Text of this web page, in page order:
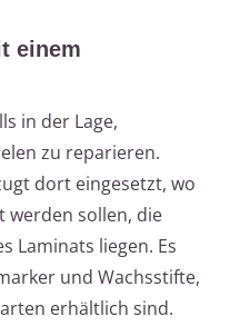
einem
in der Lage,
zu reparieren.
dort eingesetzt, wo
werden sollen, die
Laminats liegen. Es
und Wachsstifte,
erhältlich sind.